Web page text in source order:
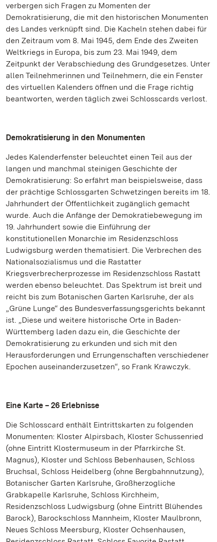
verbergen sich Fragen zu Momenten der
Demokratisierung, die mit den historischen Monumenten
des Landes verknüpft sind. Die Kacheln stehen dabei für
den Zeitraum vom 8. Mai 1945, dem Ende des Zweiten
Weltkriegs in Europa, bis zum 23. Mai 1949, dem
Zeitpunkt der Verabschiedung des Grundgesetzes. Unter
allen Teilnehmerinnen und Teilnehmern, die ein Fenster
des virtuellen Kalenders öffnen und die Frage richtig
beantworten, werden täglich zwei Schlosscards verlost.
Demokratisierung in den Monumenten
Jedes Kalenderfenster beleuchtet einen Teil aus der
langen und manchmal steinigen Geschichte der
Demokratisierung: So erfährt man beispielsweise, dass
der prächtige Schlossgarten Schwetzingen bereits im 18.
Jahrhundert der Öffentlichkeit zugänglich gemacht
wurde. Auch die Anfänge der Demokratiebewegung im
19. Jahrhundert sowie die Einführung der
konstitutionellen Monarchie im Residenzschloss
Ludwigsburg werden thematisiert. Die Verbrechen des
Nationalsozialismus und die Rastatter
Kriegsverbrecherprozesse im Residenzschloss Rastatt
werden ebenso beleuchtet. Das Spektrum ist breit und
reicht bis zum Botanischen Garten Karlsruhe, der als
„Grüne Lunge“ des Bundesverfassungsgerichts bekannt
ist. „Diese und weitere historische Orte in Baden-
Württemberg laden dazu ein, die Geschichte der
Demokratisierung zu erkunden und sich mit den
Herausforderungen und Errungenschaften verschiedener
Epochen auseinanderzusetzen“, so Frank Krawczyk.
Eine Karte – 26 Erlebnisse
Die Schlosscard enthält Eintrittskarten zu folgenden
Monumenten: Kloster Alpirsbach, Kloster Schussenried
(ohne Eintritt Klostermuseum in der Pfarrkirche St.
Magnus), Kloster und Schloss Bebenhausen, Schloss
Bruchsal, Schloss Heidelberg (ohne Bergbahnnutzung),
Botanischer Garten Karlsruhe, Großherzogliche
Grabkapelle Karlsruhe, Schloss Kirchheim,
Residenzschloss Ludwigsburg (ohne Eintritt Blühendes
Barock), Barockschloss Mannheim, Kloster Maulbronn,
Neues Schloss Meersburg, Kloster Ochsenhausen,